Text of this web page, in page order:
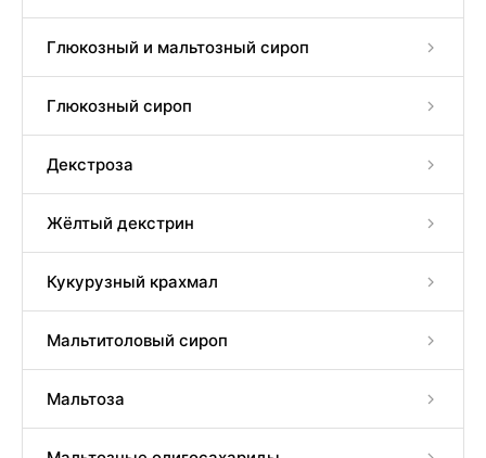
Глюкозный и мальтозный сироп
Глюкозный сироп
Декстроза
Жёлтый декстрин
Кукурузный крахмал
Мальтитоловый сироп
Мальтоза